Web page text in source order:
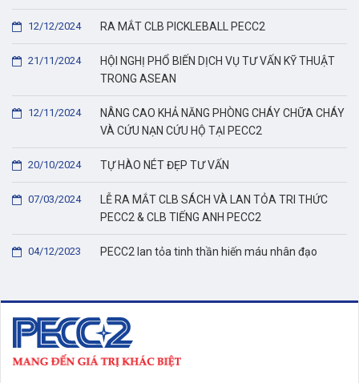
RA MẮT CLB PICKLEBALL PECC2
12/12/2024
HỘI NGHỊ PHỔ BIẾN DỊCH VỤ TƯ VẤN KỸ THUẬT
TRONG ASEAN
21/11/2024
NÂNG CAO KHẢ NĂNG PHÒNG CHÁY CHỮA CHÁY
VÀ CỨU NẠN CỨU HỘ TẠI PECC2
12/11/2024
TỰ HÀO NÉT ĐẸP TƯ VẤN
20/10/2024
LỄ RA MẮT CLB SÁCH VÀ LAN TỎA TRI THỨC
PECC2 & CLB TIẾNG ANH PECC2
07/03/2024
PECC2 lan tỏa tinh thần hiến máu nhân đạo
04/12/2023